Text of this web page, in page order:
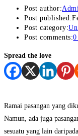
Post author:
Post published:
Post category:
Post comments:
Spread the love
Ramai pasangan yang
Namun, ada juga
sesuatu yang lain